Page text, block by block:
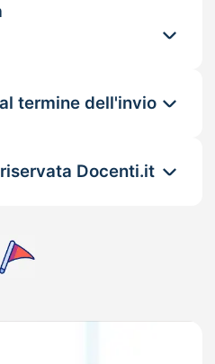
termine dell'invio
Docenti.it